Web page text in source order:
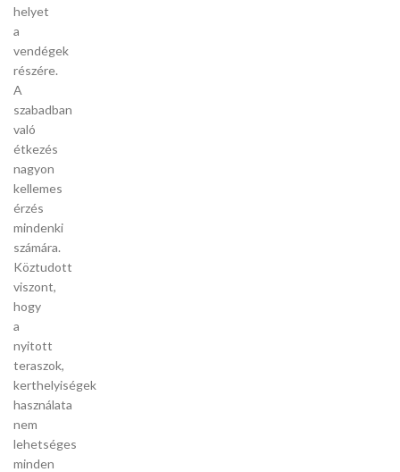
helyet
a
vendégek
részére.
A
szabadban
való
étkezés
nagyon
kellemes
érzés
mindenki
számára.
Köztudott
viszont,
hogy
a
nyitott
teraszok,
kerthelyiségek
használata
nem
lehetséges
minden